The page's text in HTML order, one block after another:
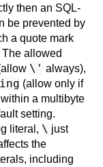
then an SQL-
be prevented by
a quote mark
allowed
\' always),
(allow only if
within a multibyte
setting.
literal, \ just
the
including